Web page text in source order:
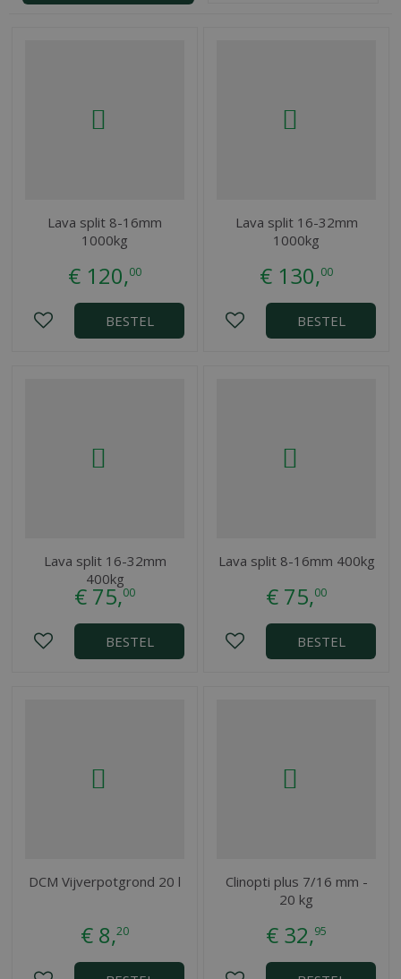
Lava split 8-16mm
1000kg
€ 120,00
BESTEL
Lava split 16-32mm
1000kg
€ 130,00
BESTEL
Lava split 16-32mm
400kg
€ 75,00
BESTEL
Lava split 8-16mm 400kg
€ 75,00
BESTEL
DCM Vijverpotgrond 20 l
€ 8,20
Clinopti plus 7/16 mm -
20 kg
€ 32,95